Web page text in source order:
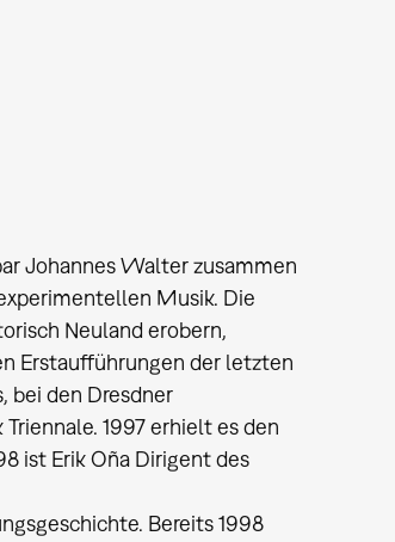
Johannes Walter zusammen
Musik. Die
Neuland erobern,
Erstaufführungen der letzten
bei den Dresdner
1997 erhielt es den
ist Erik Oña Dirigent des
Bereits 1998